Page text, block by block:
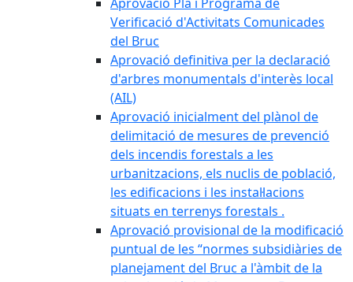
Verificació d'Activitats Comunicades
del Bruc
Aprovació definitiva per la declaració
d'arbres monumentals d'interès local
(AIL)
Aprovació inicialment del plànol de
delimitació de mesures de prevenció
dels incendis forestals a les
urbanitzacions, els nuclis de població,
les edificacions i les instal·lacions
situats en terrenys forestals .
Aprovació provisional de la modificació
puntual de les “normes subsidiàries de
planejament del Bruc a l'àmbit de la